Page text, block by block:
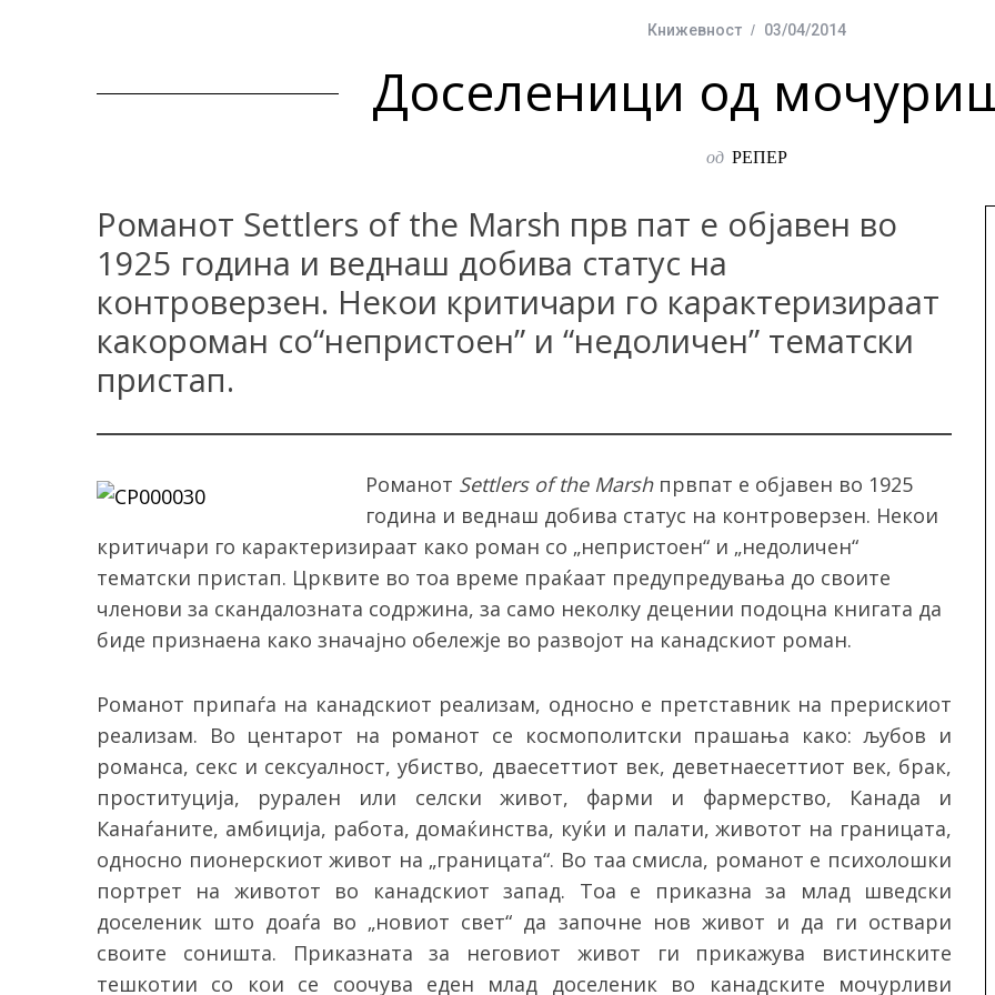
Книжевност 03/04/2014
Доселеници од
од РЕПЕР
Романот Settlers of the Marsh прв пат е објавен во
1925 година и веднаш добива статус на
контроверзен. Некои критичари го карактеризираат
какороман со“непристоен” и “недоличен” тематски
пристап.
Романот Settlers of the Marshпрвпат е објавен во 1925
година и веднаш добива статус на контроверзен. Некои
критичари го карактеризираат како роман со „непристоен“ и „недоличен“
тематски пристап. Црквите во тоа време праќаат предупредувања до своите
членови за скандалозната содржина, за само неколку децении подоцна книгата да
биде признаена како значајно обележје во развојот на канадскиот роман.
Романот припаѓа на канадскиот реализам, односно е претставник на прерискиот
реализам. Во центарот на романот се космополитски прашања како: љубов и
романса, секс и сексуалност, убиство, дваесеттиот век, деветнаесеттиот век, брак,
проституција, рурален или селски живот, фарми и фармерство, Канада и
Канаѓаните, амбиција, работа, домаќинства, куќи и палати, животот на границата,
односно пионерскиот живот на „границата“. Во таа смисла, романот е психолошки
портрет на животот во канадскиот запад. Тоа е приказна за млад шведски
доселеник што доаѓа во „новиот свет“ да започне нов живот и да ги оствари
своите соништа. Приказната за неговиот живот ги прикажува вистинските
тешкотии со кои се соочува еден млад доселеник во канадските мочурливи